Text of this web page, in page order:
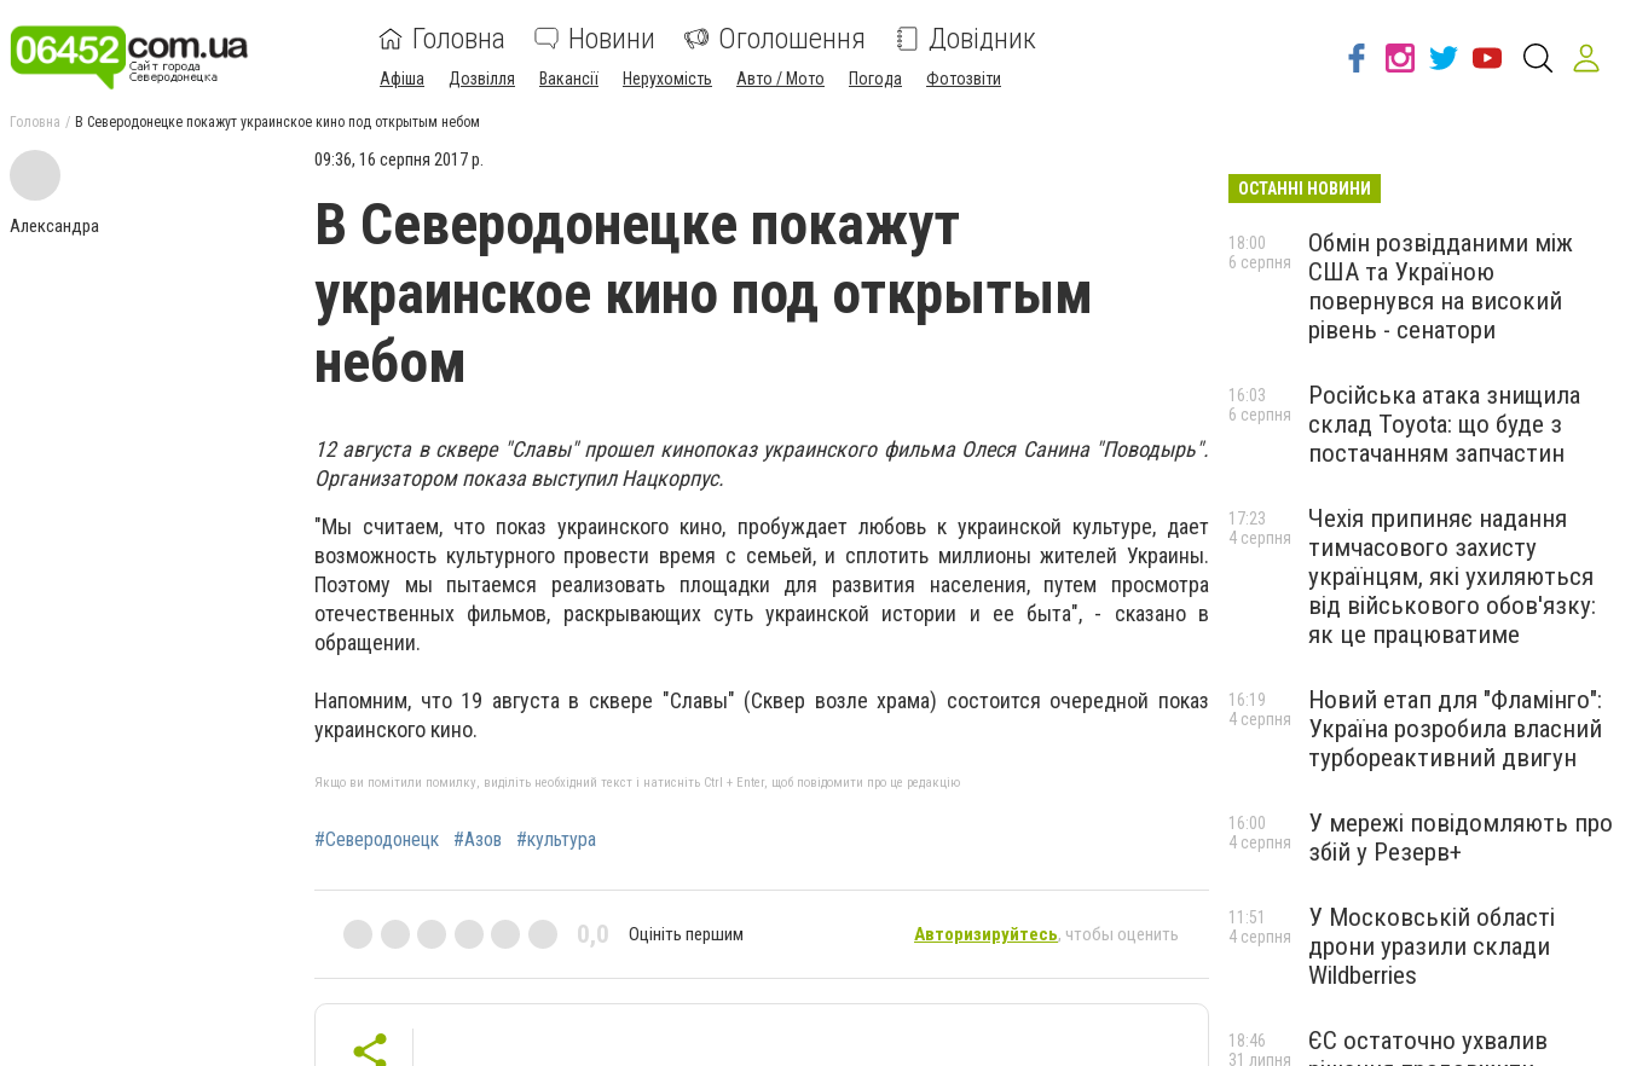
Головна Новини Оголошення Довідник
Афіша Дозвілля Вакансії Нерухомість Авто / Мото Погода Фотозвіти
Головна В Северодонецке покажут украинское кино под открытым небом
Александра
09:36, 16 серпня 2017 р.
В Северодонецке покажут
украинское кино под открытым
небом
12 августа в сквере "Славы" прошел кинопоказ украинского фильма Олеся Санина "Поводырь".
Организатором показа выступил Нацкорпус.
"Мы считаем, что показ украинского кино, пробуждает любовь к украинской культуре, дает
возможность культурного провести время с семьей, и сплотить миллионы жителей Украины.
Поэтому мы пытаемся реализовать площадки для развития населения, путем просмотра
отечественных фильмов, раскрывающих суть украинской истории и ее быта", - сказано в
обращении.
Напомним, что 19 августа в сквере "Славы" (Сквер возле храма) состоится очередной показ
украинского кино.
Якщо ви помітили помилку, виділіть необхідний текст і натисніть Ctrl + Enter, щоб повідомити про це редакцію
#Северодонецк #Азов #культура
0,0 Оцініть першим Авторизируйтесь, чтобы оценить
ОСТАННІ НОВИНИ
Обмін розвідданими між
США та Україною
повернувся на високий
рівень - сенатори
18:00
6 серпня
Російська атака знищила
склад Toyota: що буде з
постачанням запчастин
16:03
6 серпня
Чехія припиняє надання
тимчасового захисту
українцям, які ухиляються
від військового обов'язку:
як це працюватиме
17:23
4 серпня
Новий етап для "Фламінго":
Україна розробила власний
турбореактивний двигун
16:19
4 серпня
У мережі повідомляють про
збій у Резерв+
16:00
4 серпня
У Московській області
дрони уразили склади
Wildberries
11:51
4 серпня
ЄС остаточно ухвалив
18:46
31 липня